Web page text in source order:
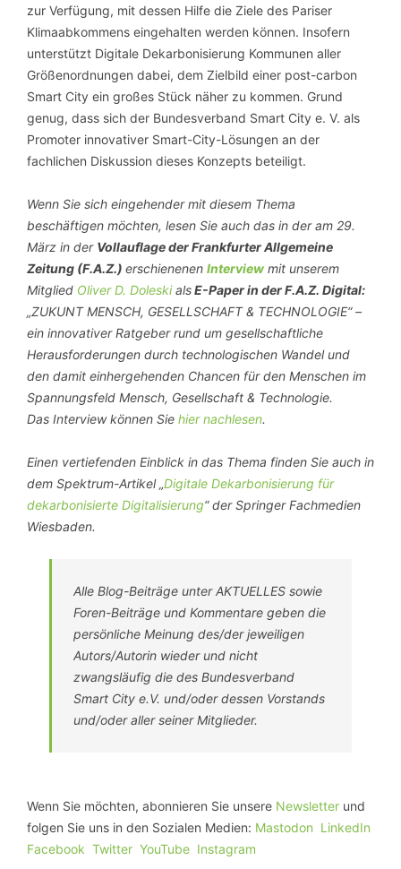
zur Verfügung, mit dessen Hilfe die Ziele des Pariser
Klimaabkommens eingehalten werden können. Insofern
unterstützt Digitale Dekarbonisierung Kommunen aller
Größenordnungen dabei, dem Zielbild einer post-carbon
Smart City ein großes Stück näher zu kommen. Grund
genug, dass sich der Bundesverband Smart City e. V. als
Promoter innovativer Smart-City-Lösungen an der
fachlichen Diskussion dieses Konzepts beteiligt.
Wenn Sie sich eingehender mit diesem Thema
beschäftigen möchten, lesen Sie auch das in der am 29.
März in der Vollauflage der Frankfurter Allgemeine
Zeitung (F.A.Z.) erschienenen Interview mit unserem
Mitglied Oliver D. DoleskialsE-Paper in der F.A.Z. Digital:
„ZUKUNT MENSCH, GESELLSCHAFT & TECHNOLOGIE“ –
ein innovativer Ratgeber rund um gesellschaftliche
Herausforderungen durch technologischen Wandel und
den damit einhergehenden Chancen für den Menschen im
Spannungsfeld Mensch, Gesellschaft & Technologie.
Das Interview können Sie hier nachlesen.
Einen vertiefenden Einblick in das Thema finden Sie auch in
dem Spektrum-Artikel „Digitale Dekarbonisierung für
dekarbonisierte Digitalisierung“ der Springer Fachmedien
Wiesbaden.
Alle Blog-Beiträge unter AKTUELLES sowie
Foren-Beiträge und Kommentare geben die
persönliche Meinung des/der jeweiligen
Autors/Autorin wieder und nicht
zwangsläufig die des Bundesverband
Smart City e.V. und/oder dessen Vorstands
und/oder aller seiner Mitglieder.
Wenn Sie möchten, abonnieren Sie unsere Newsletter und
folgen Sie uns in den Sozialen Medien: Mastodon LinkedIn
Facebook Twitter YouTube Instagram